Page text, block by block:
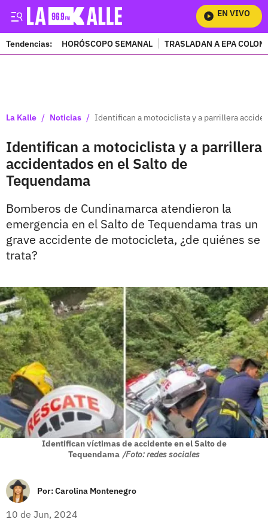
EN VIVO
Tendencias: HORÓSCOPO SEMANAL TRASLADAN A EPA
La Kalle / Noticias / Identifican a motociclista y a parrillera
Identifican a motociclista y a parrillera
accidentados en el Salto de
Tequendama
Bomberos de Cundinamarca atendieron la
emergencia en el Salto de Tequendama tras un
grave accidente de motocicleta, ¿de quiénes se
trata?
Identifican víctimas de accidente en el Salto de
Tequendama /Foto: redes sociales
Por:Carolina Montenegro
10 de Jun, 2024